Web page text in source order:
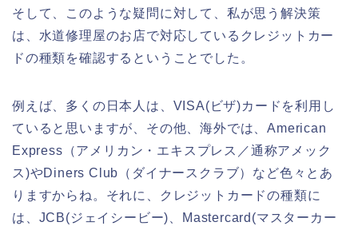
そして、このような疑問に対して、私が思う解決策
は、水道修理屋のお店で対応しているクレジットカー
ドの種類を確認するということでした。
例えば、多くの日本人は、VISA(ビザ)カードを利用し
ていると思いますが、その他、海外では、American
Express（アメリカン・エキスプレス／通称アメック
ス)やDiners Club（ダイナースクラブ）など色々とあ
りますからね。それに、クレジットカードの種類に
は、JCB(ジェイシービー)、Mastercard(マスターカー